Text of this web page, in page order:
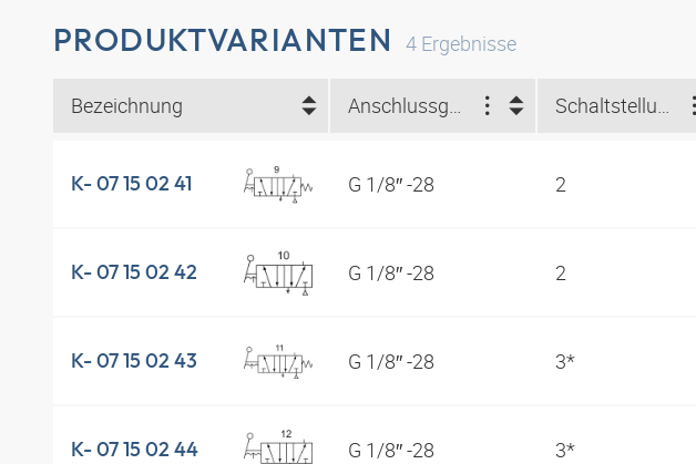
PRODUKTVARIANTEN 4 Ergebnisse
Bezeichnung Anschlussgewinde Schaltstellungen
K- 07 15 02 41 G 1/8″ -28 2
K- 07 15 02 42 G 1/8″ -28 2
K- 07 15 02 43 G 1/8″ -28 3*
K- 07 15 02 44 G 1/8″ -28 3*